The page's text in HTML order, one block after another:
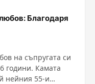
Благодаря
на съпругата си
години. Камата
нейния 55-и